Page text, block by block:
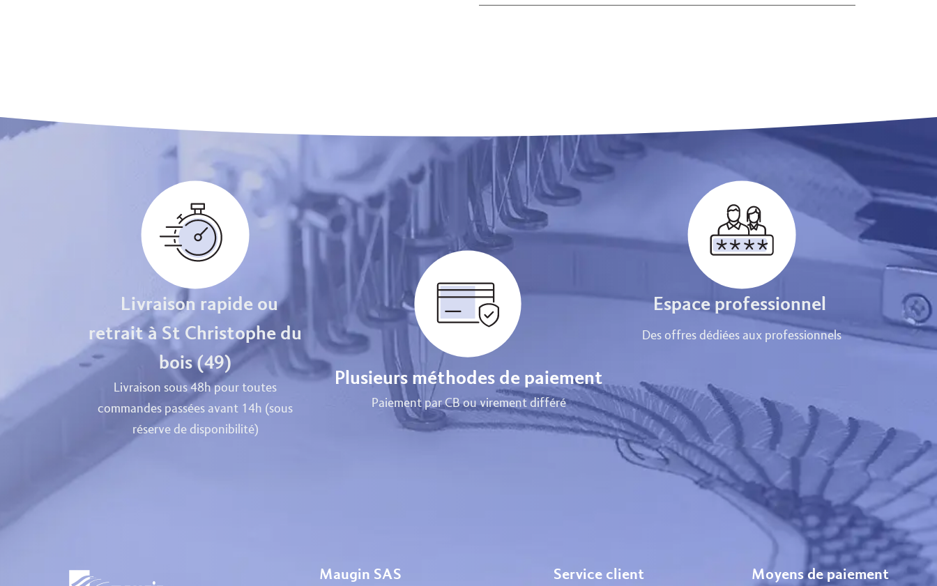
Plusieurs méthodes de paiement
Paiement par CB ou virement différé
Espace professionnel
Des offres dédiées aux professionnels
Livraison rapide ou
retrait à St Christophe du
bois (49)
Livraison sous 48h pour toutes
commandes passées avant 14h (sous
réserve de disponibilité)
Maugin SAS Service client Moyens de paiement